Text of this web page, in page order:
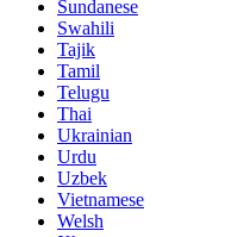
Sundanese
Swahili
Tajik
Tamil
Telugu
Thai
Ukrainian
Urdu
Uzbek
Vietnamese
Welsh